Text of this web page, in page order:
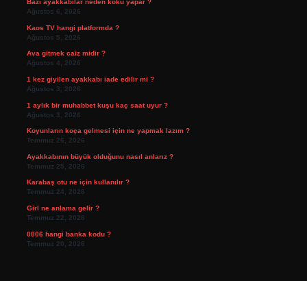
Bazı ayakkabılar neden koku yapar ?
Ağustos 6, 2026
Kaos TV hangi platformda ?
Ağustos 5, 2026
Ava gitmek caiz midir ?
Ağustos 4, 2026
1 kez giyilen ayakkabı iade edilir mi ?
Ağustos 3, 2026
1 aylık bir muhabbet kuşu kaç saat uyur ?
Ağustos 3, 2026
Koyunların koça gelmesi için ne yapmak lazım ?
Temmuz 26, 2026
Ayakkabının büyük olduğunu nasıl anlarız ?
Temmuz 25, 2026
Karabaş otu ne için kullanılır ?
Temmuz 24, 2026
Girl ne anlama gelir ?
Temmuz 22, 2026
0006 hangi banka kodu ?
Temmuz 20, 2026